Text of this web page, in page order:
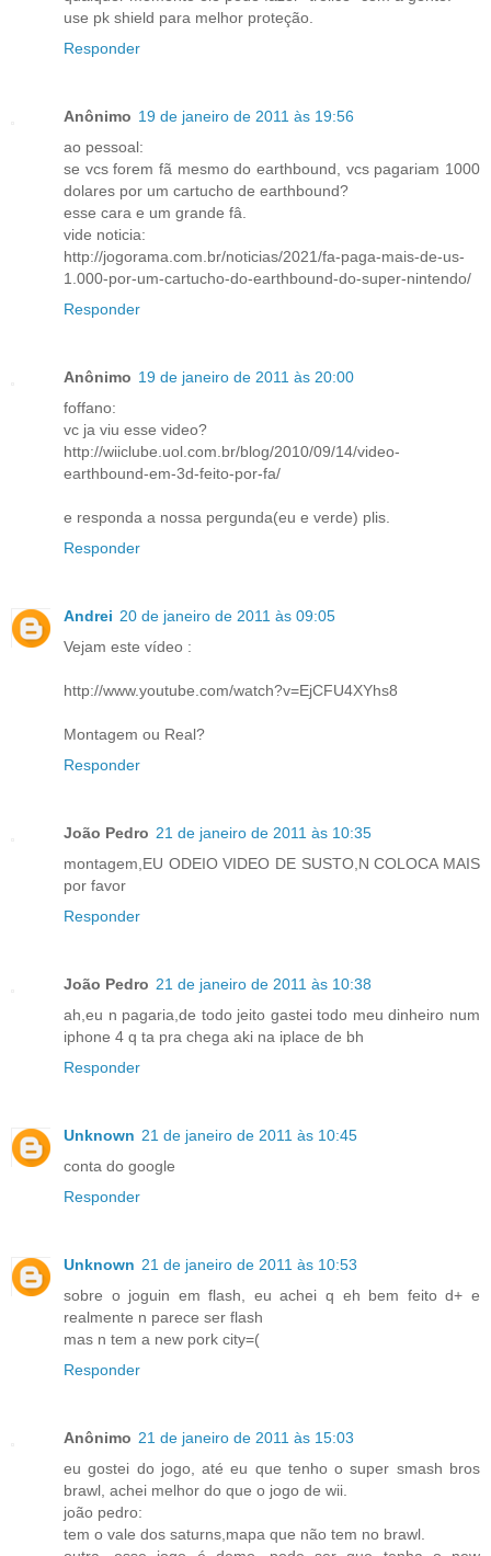
use pk shield para melhor proteção.
Responder
Anônimo 19 de janeiro de 2011 às 19:56
ao pessoal:
se vcs forem fã mesmo do earthbound, vcs pagariam 1000
dolares por um cartucho de earthbound?
esse cara e um grande fâ.
vide noticia:
http://jogorama.com.br/noticias/2021/fa-paga-mais-de-us-
1.000-por-um-cartucho-do-earthbound-do-super-nintendo/
Responder
Anônimo 19 de janeiro de 2011 às 20:00
foffano:
vc ja viu esse video?
http://wiiclube.uol.com.br/blog/2010/09/14/video-
earthbound-em-3d-feito-por-fa/
e responda a nossa pergunda(eu e verde) plis.
Responder
Andrei 20 de janeiro de 2011 às 09:05
Vejam este vídeo :
http://www.youtube.com/watch?v=EjCFU4XYhs8
Montagem ou Real?
Responder
João Pedro 21 de janeiro de 2011 às 10:35
montagem,EU ODEIO VIDEO DE SUSTO,N COLOCA MAIS
por favor
Responder
João Pedro 21 de janeiro de 2011 às 10:38
ah,eu n pagaria,de todo jeito gastei todo meu dinheiro num
iphone 4 q ta pra chega aki na iplace de bh
Responder
Unknown 21 de janeiro de 2011 às 10:45
conta do google
Responder
Unknown 21 de janeiro de 2011 às 10:53
sobre o joguin em flash, eu achei q eh bem feito d+ e
realmente n parece ser flash
mas n tem a new pork city=(
Responder
Anônimo 21 de janeiro de 2011 às 15:03
eu gostei do jogo, até eu que tenho o super smash bros
brawl, achei melhor do que o jogo de wii.
joão pedro:
tem o vale dos saturns,mapa que não tem no brawl.